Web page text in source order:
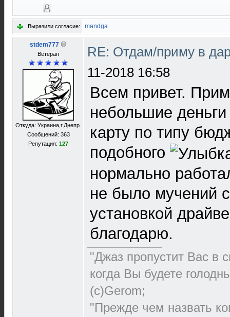
Выразили согласие: mandga
stdem777
Ветеран
Откуда: Украина,г.Днепр.
Сообщений: 363
Репутация: 127
RE: Отдам/приму в
11-2018 16:58
Всем привет.
небольшие
карту по типу
подобного
нормально
не было мучений
установкой
благодарю.
"Джаз пропустит Вас в
когда Вы будете
(с)Gerom;
"Прежде чем назвать